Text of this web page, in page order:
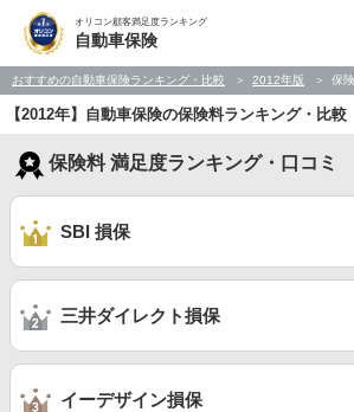
オリコン顧客満足度ランキング
自動車保険
おすすめの自動車保険ランキング・比較 2012年版 保
【2012年】自動車保険の保険料ランキング・比較
保険料 満足度ランキング・口コミ
SBI 損保
三井ダイレクト損保
イーデザイン損保